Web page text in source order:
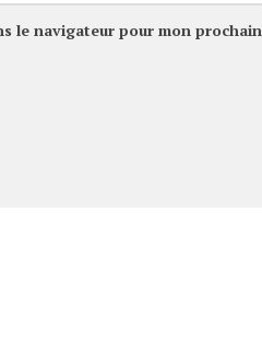
le navigateur pour mon prochain